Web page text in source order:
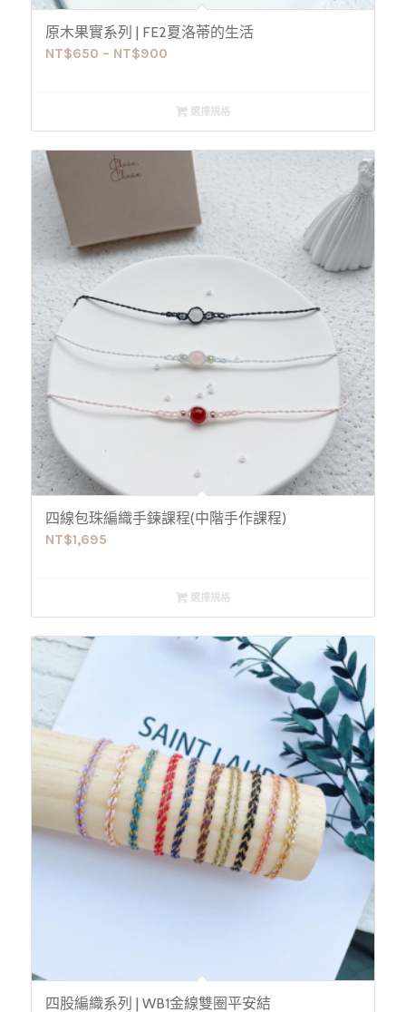
原木果實系列 | FE2夏洛蒂的生活
NT$650 – NT$900
選擇規格
四線包珠編織手鍊課程(中階手作課程)
NT$1,695
選擇規格
四股編織系列 | WB1金線雙圈平安結